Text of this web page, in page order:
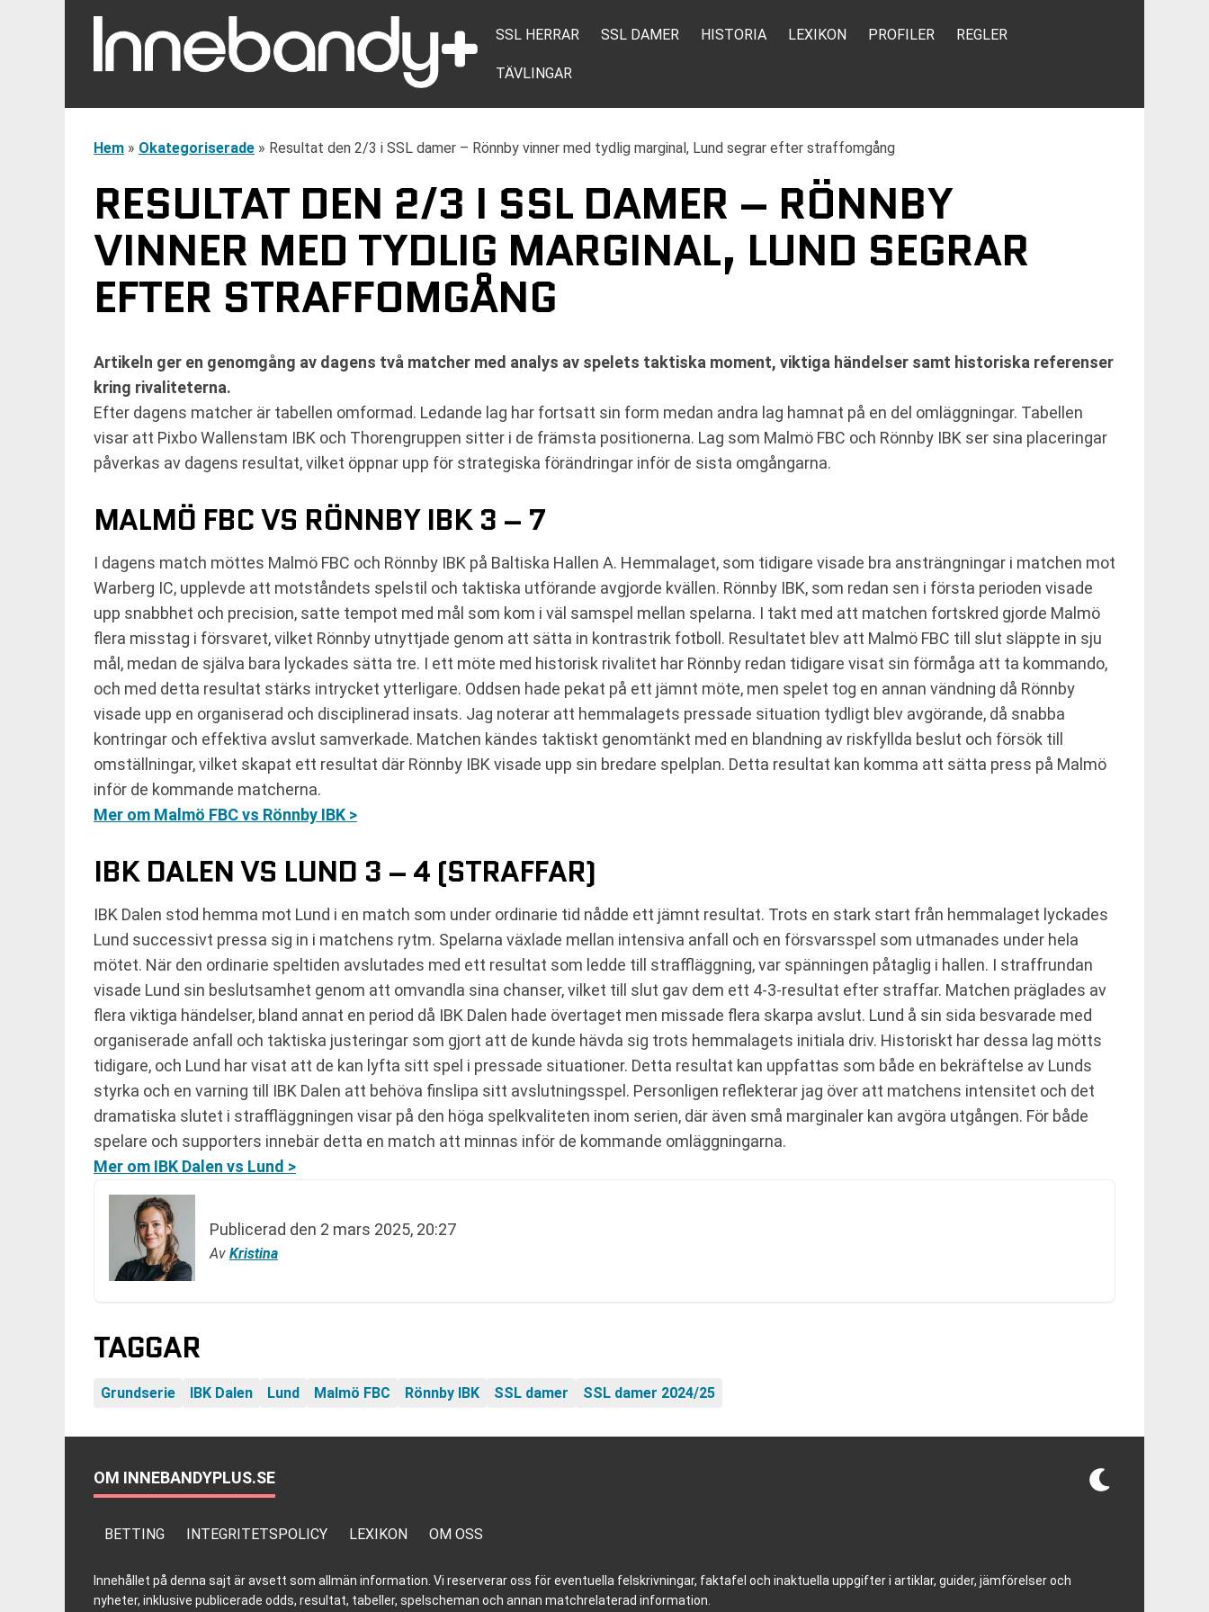
SSL HERRAR SSL DAMER HISTORIA LEXIKON PROFILER REGLER
TÄVLINGAR
Hem » Okategoriserade » Resultat den 2/3 i SSL damer – Rönnby vinner med tydlig marginal, Lund segrar efter straffomgång
RESULTAT DEN 2/3 I SSL DAMER – RÖNNBY
VINNER MED TYDLIG MARGINAL, LUND SEGRAR
EFTER STRAFFOMGÅNG
Artikeln ger en genomgång av dagens två matcher med analys av spelets taktiska moment, viktiga händelser samt historiska referenser
kring rivaliteterna.
Efter dagens matcher är tabellen omformad. Ledande lag har fortsatt sin form medan andra lag hamnat på en del omläggningar. Tabellen
visar att Pixbo Wallenstam IBK och Thorengruppen sitter i de främsta positionerna. Lag som Malmö FBC och Rönnby IBK ser sina placeringar
påverkas av dagens resultat, vilket öppnar upp för strategiska förändringar inför de sista omgångarna.
MALMÖ FBC VS RÖNNBY IBK 3 – 7
I dagens match möttes Malmö FBC och Rönnby IBK på Baltiska Hallen A. Hemmalaget, som tidigare visade bra ansträngningar i matchen mot
Warberg IC, upplevde att motståndets spelstil och taktiska utförande avgjorde kvällen. Rönnby IBK, som redan sen i första perioden visade
upp snabbhet och precision, satte tempot med mål som kom i väl samspel mellan spelarna. I takt med att matchen fortskred gjorde Malmö
flera misstag i försvaret, vilket Rönnby utnyttjade genom att sätta in kontrastrik fotboll. Resultatet blev att Malmö FBC till slut släppte in sju
mål, medan de själva bara lyckades sätta tre. I ett möte med historisk rivalitet har Rönnby redan tidigare visat sin förmåga att ta kommando,
och med detta resultat stärks intrycket ytterligare. Oddsen hade pekat på ett jämnt möte, men spelet tog en annan vändning då Rönnby
visade upp en organiserad och disciplinerad insats. Jag noterar att hemmalagets pressade situation tydligt blev avgörande, då snabba
kontringar och effektiva avslut samverkade. Matchen kändes taktiskt genomtänkt med en blandning av riskfyllda beslut och försök till
omställningar, vilket skapat ett resultat där Rönnby IBK visade upp sin bredare spelplan. Detta resultat kan komma att sätta press på Malmö
inför de kommande matcherna.
Mer om Malmö FBC vs Rönnby IBK >
IBK DALEN VS LUND 3 – 4 (STRAFFAR)
IBK Dalen stod hemma mot Lund i en match som under ordinarie tid nådde ett jämnt resultat. Trots en stark start från hemmalaget lyckades
Lund successivt pressa sig in i matchens rytm. Spelarna växlade mellan intensiva anfall och en försvarsspel som utmanades under hela
mötet. När den ordinarie speltiden avslutades med ett resultat som ledde till straffläggning, var spänningen påtaglig i hallen. I straffrundan
visade Lund sin beslutsamhet genom att omvandla sina chanser, vilket till slut gav dem ett 4-3-resultat efter straffar. Matchen präglades av
flera viktiga händelser, bland annat en period då IBK Dalen hade övertaget men missade flera skarpa avslut. Lund å sin sida besvarade med
organiserade anfall och taktiska justeringar som gjort att de kunde hävda sig trots hemmalagets initiala driv. Historiskt har dessa lag mötts
tidigare, och Lund har visat att de kan lyfta sitt spel i pressade situationer. Detta resultat kan uppfattas som både en bekräftelse av Lunds
styrka och en varning till IBK Dalen att behöva finslipa sitt avslutningsspel. Personligen reflekterar jag över att matchens intensitet och det
dramatiska slutet i straffläggningen visar på den höga spelkvaliteten inom serien, där även små marginaler kan avgöra utgången. För både
spelare och supporters innebär detta en match att minnas inför de kommande omläggningarna.
Mer om IBK Dalen vs Lund >
Publicerad den 2 mars 2025, 20:27
Av Kristina
TAGGAR
Grundserie IBK Dalen Lund Malmö FBC Rönnby IBK SSL damer SSL damer 2024/25
OM INNEBANDYPLUS.SE
BETTING INTEGRITETSPOLICY LEXIKON OM OSS
Innehållet på denna sajt är avsett som allmän information. Vi reserverar oss för eventuella felskrivningar, faktafel och inaktuella uppgifter i artiklar, guider, jämförelser och
nyheter, inklusive publicerade odds, resultat, tabeller, spelscheman och annan matchrelaterad information.